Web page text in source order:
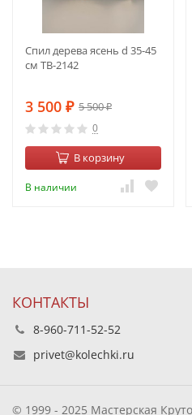
Спил дерева ясень d 35-45
см ТВ-2142
3 500 ₽ 5 500₽
0
В корзину
В наличии
КОНТАКТЫ
8-960-711-52-52
privet@kolechki.ru
© 1999 - 2025 Мастерская